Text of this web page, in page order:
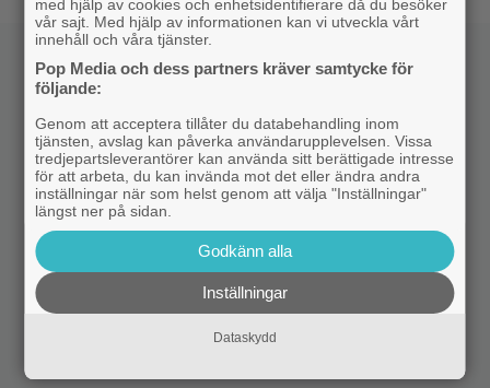
med hjälp av cookies och enhetsidentifierare då du besöker
vår sajt. Med hjälp av informationen kan vi utveckla vårt
innehåll och våra tjänster.
Pop Media och dess partners kräver samtycke för
följande:
Genom att acceptera tillåter du databehandling inom
tjänsten, avslag kan påverka användarupplevelsen. Vissa
tredjepartsleverantörer kan använda sitt berättigade intresse
för att arbeta, du kan invända mot det eller ändra andra
inställningar när som helst genom att välja "Inställningar"
längst ner på sidan.
Godkänn alla
Inställningar
Dataskydd